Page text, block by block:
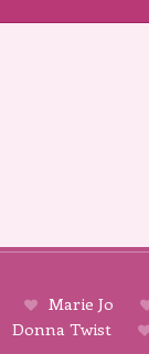
Marie Jo
Donna Twist